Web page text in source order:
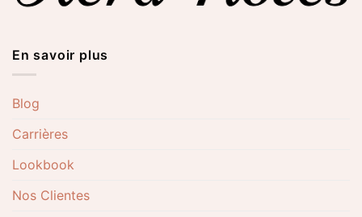
En savoir plus
Blog
Carrières
Lookbook
Nos Clientes